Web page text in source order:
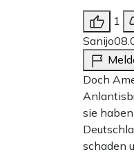
1
Sanijo
Doch
sie
schaden